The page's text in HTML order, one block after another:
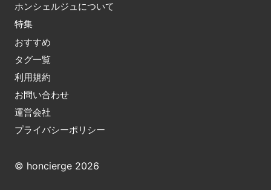
ホンシェルジュについて
特集
おすすめ
タグ一覧
利用規約
お問い合わせ
運営会社
プライバシーポリシー
© honcierge 2026